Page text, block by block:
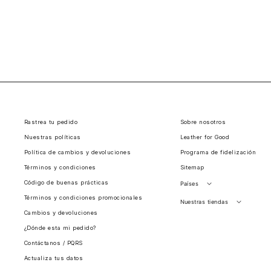
Rastrea tu pedido
Nuestras políticas
Política de cambios y devoluciones
Términos y condiciones
Código de buenas prácticas
Términos y condiciones promocionales
Cambios y devoluciones
¿Dónde esta mi pedido?
Contáctanos / PQRS
Actualiza tus datos
Sobre nosotros
Leather for Good
Programa de fidelización
Sitemap
Países
Perú
Nuestras tiendas